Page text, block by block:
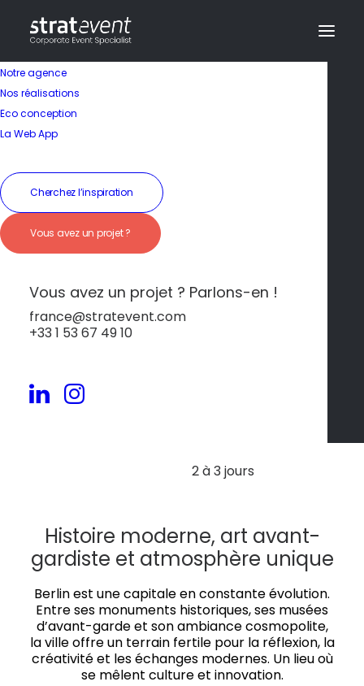
Notre agence
Nos réalisations
Eco conception
La Web App
Cherchez l’inspiration
Vous avez un projet ?
Vous avez un projet ? Parlons-en !
france@stratevent.com
+33 1 53 67 49 10
Séminaire en Allemagne
Berlin – Culture
dynamique et énergie
créative
Berlin
2 à 3 jours
Histoire moderne, art avant-
gardiste et atmosphère unique
Berlin est une capitale en constante évolution.
Entre ses monuments historiques, ses musées
d’avant-garde et son ambiance cosmopolite,
la ville offre un terrain fertile pour la réflexion, la
créativité et les échanges modernes. Un lieu où
se mêlent culture et innovation.